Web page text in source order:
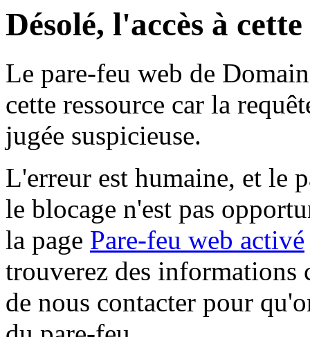
Désolé, l'accès à
Le pare-feu web de
cette ressource car la
jugée suspicieuse.
L'erreur est humaine, et le
le blocage n'est pas
la page Pare-feu web activé
trouverez des informations
de nous contacter pour